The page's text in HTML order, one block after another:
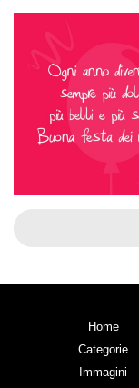
Home
Categorie
Immagini